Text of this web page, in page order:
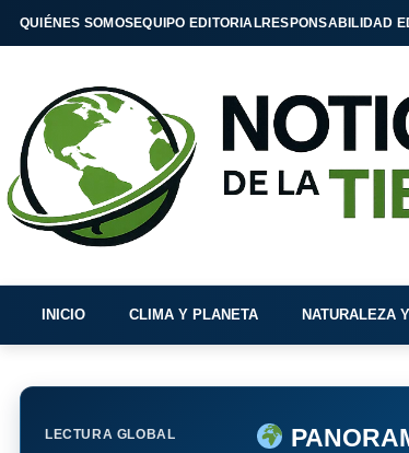
QUIÉNES SOMOSEQUIPO EDITORIALRESPONSABILIDAD
INICIO CLIMA Y PLANETA NATURALEZA
LECTURA GLOBAL